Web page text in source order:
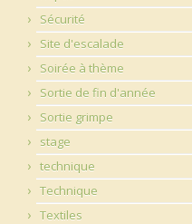
Sécurité
Site d'escalade
Soirée à thème
Sortie de fin d'année
Sortie grimpe
stage
technique
Technique
Textiles